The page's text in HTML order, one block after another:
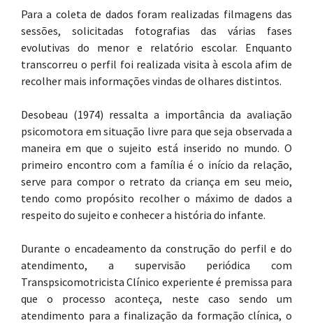
Para a coleta de dados foram realizadas filmagens das
sessões, solicitadas fotografias das várias fases
evolutivas do menor e relatório escolar. Enquanto
transcorreu o perfil foi realizada visita à escola afim de
recolher mais informações vindas de olhares distintos.
Desobeau (1974) ressalta a importância da avaliação
psicomotora em situação livre para que seja observada a
maneira em que o sujeito está inserido no mundo. O
primeiro encontro com a família é o início da relação,
serve para compor o retrato da criança em seu meio,
tendo como propósito recolher o máximo de dados a
respeito do sujeito e conhecer a história do infante.
Durante o encadeamento da construção do perfil e do
atendimento, a supervisão periódica com
Transpsicomotricista Clínico experiente é premissa para
que o processo aconteça, neste caso sendo um
atendimento para a finalização da formação clínica, o